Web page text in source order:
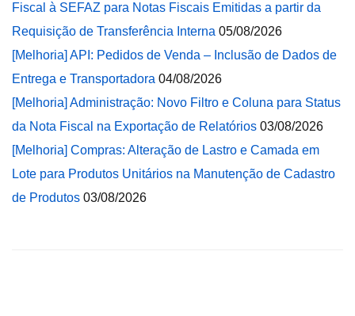
Fiscal à SEFAZ para Notas Fiscais Emitidas a partir da
Requisição de Transferência Interna 05/08/2026
[Melhoria] API: Pedidos de Venda – Inclusão de Dados de
Entrega e Transportadora 04/08/2026
[Melhoria] Administração: Novo Filtro e Coluna para Status
da Nota Fiscal na Exportação de Relatórios 03/08/2026
[Melhoria] Compras: Alteração de Lastro e Camada em
Lote para Produtos Unitários na Manutenção de Cadastro
de Produtos 03/08/2026